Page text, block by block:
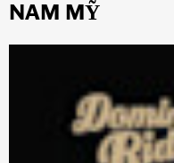
NAM MỸ